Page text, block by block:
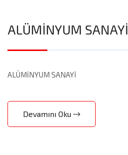
ALÜMİNYUM SANAYİ
ALÜMİNYUM SANAYİ
Devamını Oku